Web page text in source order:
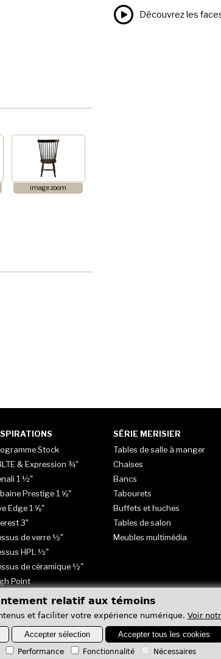
image zoom
Découvrez les
Stock
& Expression ¾"
1 ½"
Prestige 1 ⅝"
Edge 1 ⅝"
3"
de verre ½"
HPL ½"
de céramique ½"
Point
SÉRIE MERISIER
Tables de salle à manger
Chaises
Bancs
Tabourets
Buffets et huches
Tables de salon
Meubles multimédia
relatif aux témoins
et faciliter votre expérience numérique. Voir
Accepter sélection Accepter tous les cookies
Performance Fonctionnalité Nécessaires